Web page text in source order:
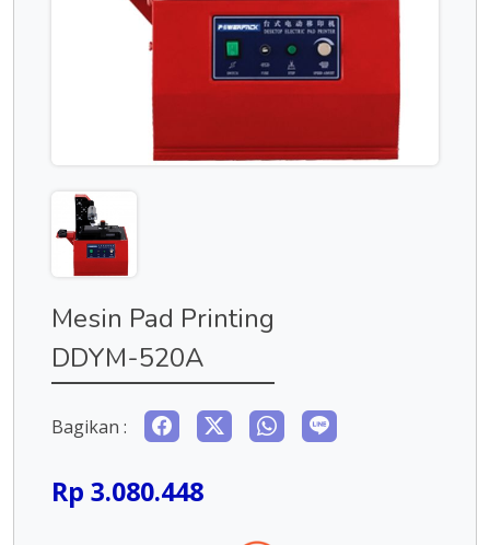
Mesin Pad Printing
DDYM-520A
Bagikan :
Rp 3.080.448